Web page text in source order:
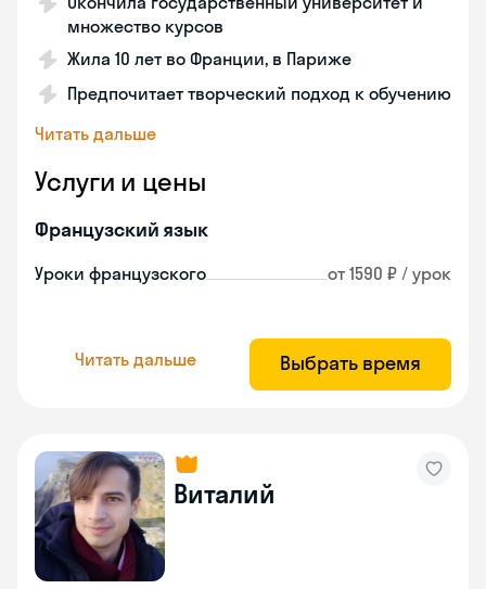
множество курсов
Жила 10 лет во Франции, в Париже
Предпочитает творческий подход к обучению
Читать дальше
Услуги и цены
Французский язык
Уроки французского от 1590 ₽ / урок
Читать дальше Выбрать время
Виталий